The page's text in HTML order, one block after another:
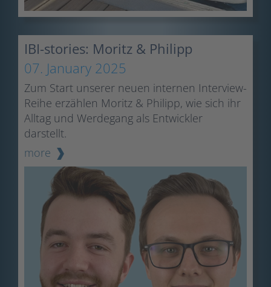
IBI-stories: Moritz & Philipp
07. January 2025
Zum Start unserer neuen internen Interview-
Reihe erzählen Moritz & Philipp, wie sich ihr
Alltag und Werdegang als Entwickler
darstellt.
more